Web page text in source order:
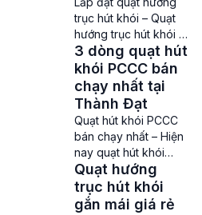
khí thải, khói độc.
Quạt này được lắp
đặt ở các khu vực
sản xuất, kho hàng,
nhà xưởng, khu
chung cư và […]
trục hút khói – Quạt
hướng trục hút khói là
loại quạt hút khói rất
quan trọng trong các
hệ thống PCCC và hệ
thống thông gió, hút
khói và làm mát
không khí trong các
nhà xưởng, tòa nhà
cao tầng, hoặc
những khu vực có
nguy cơ cháy nổ […]
3 dòng quạt hút
khói PCCC bán
chạy nhất tại
Thành Đạt
Quạt hút khói PCCC
bán chạy nhất – Hiện
nay quạt hút khói
PCCC không chỉ
được coi là một thiết
bị quan trọng trong
Quạt hướng
trục hút khói
gắn mái giá rẻ